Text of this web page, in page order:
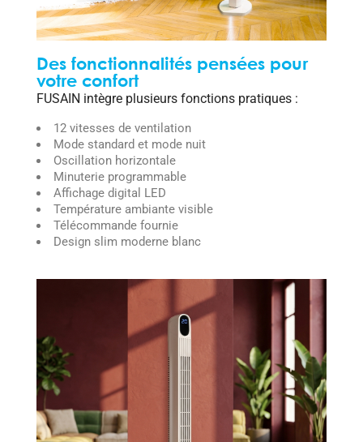
Des fonctionnalités pensées pour
votre confort
FUSAIN intègre plusieurs fonctions pratiques :
12 vitesses de ventilation
Mode standard et mode nuit
Oscillation horizontale
Minuterie programmable
Affichage digital LED
Température ambiante visible
Télécommande fournie
Design slim moderne blanc